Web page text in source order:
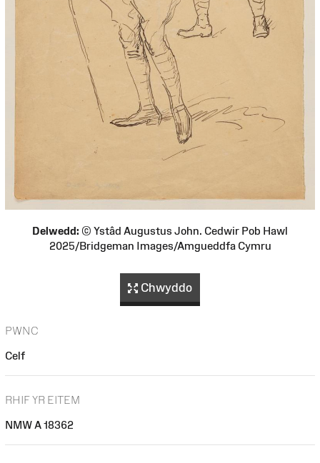
Delwedd: © Ystâd Augustus John. Cedwir Pob Hawl
2025/Bridgeman Images/Amgueddfa Cymru
Chwyddo
PWNC
Celf
RHIF YR EITEM
NMW A 18362